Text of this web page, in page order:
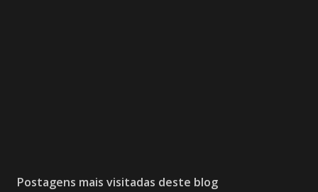
Postagens mais visitadas deste blog